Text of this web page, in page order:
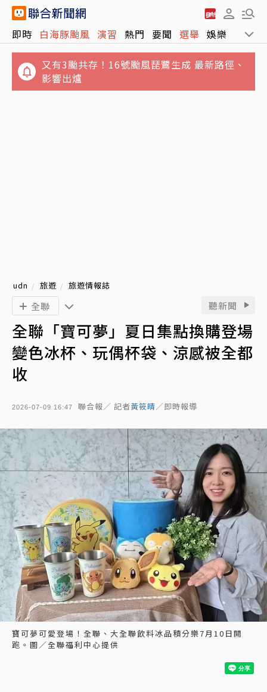
即時 白海豚颱風 演習 熱門 要聞 選舉 娛樂 運動
影響出爐
政院月底拍板總預算案 明年度國防預算將創新
高上看1.1兆
udn 旅遊 旅遊情報誌
聽新聞
全聯「寶可夢」夏日集點換購登場
變色冰杯、玩偶杯袋、涼感被全都
收
2026-07-09 16:47 聯合報／ 記者黃筱晴／即時報導
全聯
寶可夢可愛登場！全聯、大全聯飲料冰品積分樂7月10日開
跑。圖／全聯福利中心提供